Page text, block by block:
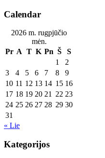
Calendar
2026 m. rugpjūčio
mėn.
Pr A T K Pn Š
S
1
2
3
4 5 6 7 8
9
10 11 12 13 14 15 16
17 18 19 20 21 22 23
24 25 26 27 28 29 30
31
« Lie
Kategorijos